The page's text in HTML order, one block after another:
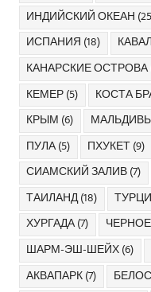
ИНДИЙСКИЙ ОКЕАН
ИСПАНИЯ (18)
КАНАРСКИЕ ОСТРОВА
КЕМЕР(5) КОСТА
КРЫМ (6)
ПУЛА(5) ПХУКЕТ(9)
СИАМСКИЙ ЗАЛИВ(7)
ТАИЛАНД(18)
ХУРГАДА(7)
ШАРМ-ЭШ-ШЕЙХ(6)
АКВАПАРК(7)